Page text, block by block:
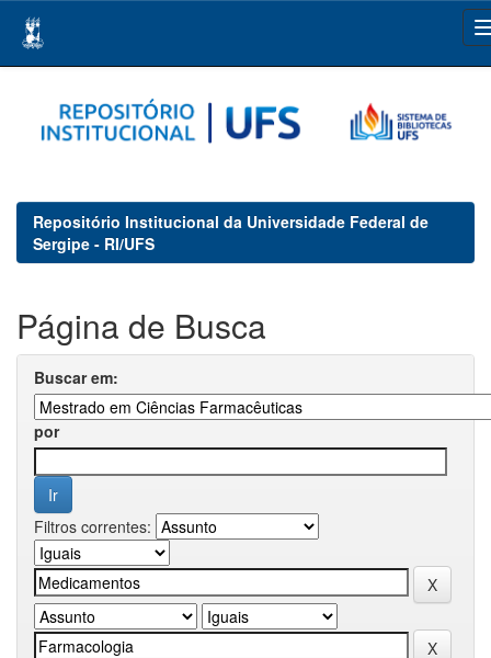
navigation
Repositório Institucional da Universidade Federal de
Sergipe - RI/UFS
Página de Busca
Buscar em:
por
Filtros correntes: